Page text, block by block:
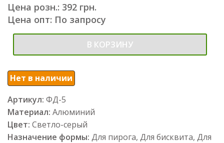
Цена розн.: 392 грн.
Цена опт: По запросу
В КОРЗИНУ
Нет в наличии
Артикул: ФД-5
Материал: Алюминий
Цвет: Светло-серый
Назначение формы: Для пирога, Для бисквита, Для